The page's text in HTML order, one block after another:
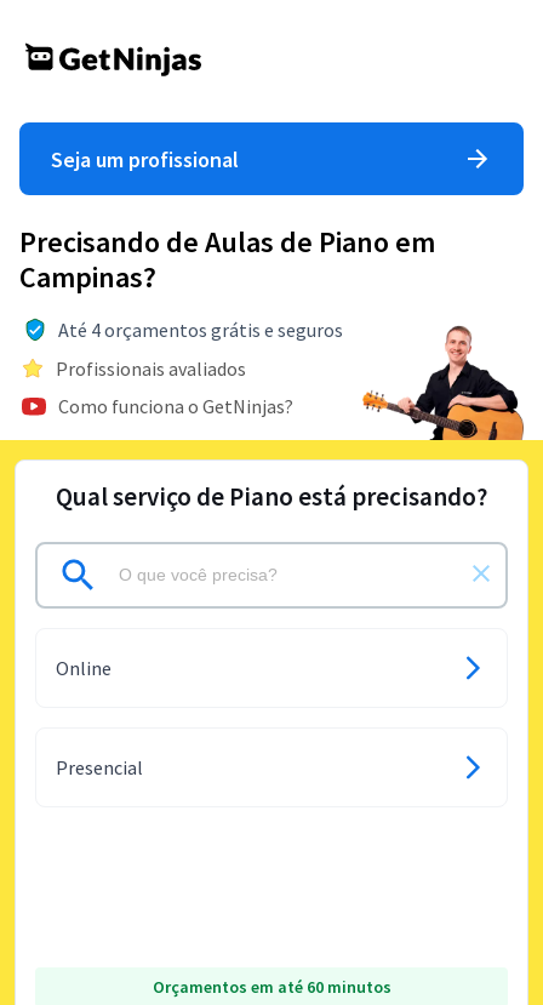
Seja um profissional
Precisando de Aulas de Piano em
Campinas?
Até 4 orçamentos grátis e seguros
Profissionais avaliados
Como funciona o GetNinjas?
Qual serviço de Piano está precisando?
Online
Presencial
Orçamentos em até 60 minutos